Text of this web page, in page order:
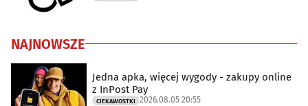
NAJNOWSZE
Jedna apka, więcej wygody - zakupy online
z InPost Pay
CIEKAWOSTKI 2026.08.05 20:55